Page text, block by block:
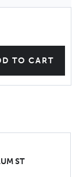
TO CART
ST